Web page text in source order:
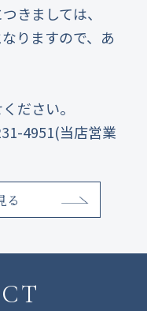
きましては、
りますので、あ
ださい。
4951(当店営業
る